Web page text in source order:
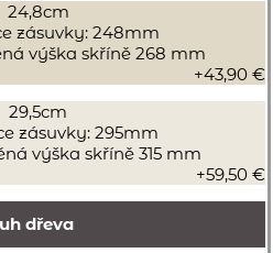
24,8cm
zásuvky: 248mm
výška skříně 268 mm
+43,90 €
29,5cm
zásuvky: 295mm
výška skříně 315 mm
+59,50 €
dřeva